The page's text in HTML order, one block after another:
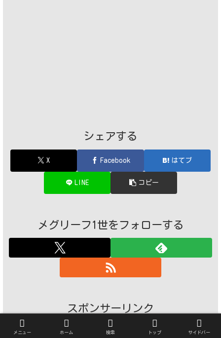
シェアする
X Facebook はてブ
LINE コピー
メグリーフ1世をフォローする
スポンサーリンク
メニュー ホーム 検索 トップ サイドバー